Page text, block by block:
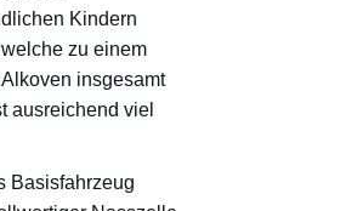
Kindern
zu einem
insgesamt
ausreichend viel
Basisfahrzeug